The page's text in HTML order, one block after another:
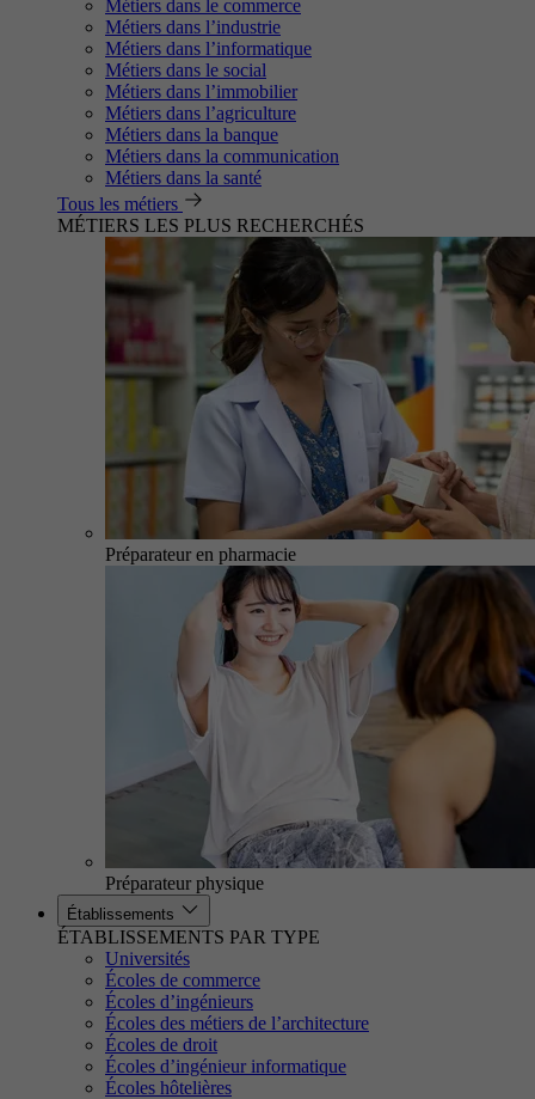
Métiers dans le commerce
Métiers dans l’industrie
Métiers dans l’informatique
Métiers dans le social
Métiers dans l’immobilier
Métiers dans l’agriculture
Métiers dans la banque
Métiers dans la communication
Métiers dans la santé
Tous les métiers
MÉTIERS LES PLUS RECHERCHÉS
Préparateur en pharmacie
Préparateur physique
Établissements
ÉTABLISSEMENTS PAR TYPE
Universités
Écoles de commerce
Écoles d’ingénieurs
Écoles des métiers de l’architecture
Écoles de droit
Écoles d’ingénieur informatique
Écoles hôtelières